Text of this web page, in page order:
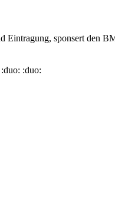
sponsert den
:duo: